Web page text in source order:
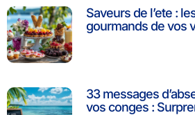
Saveurs de l’ete :
gourmands de vos
33 messages
vos conges :